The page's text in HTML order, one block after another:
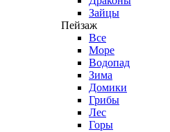
Зайцы
Пейзаж
Все
Море
Водопад
Зима
Домики
Грибы
Лес
Горы